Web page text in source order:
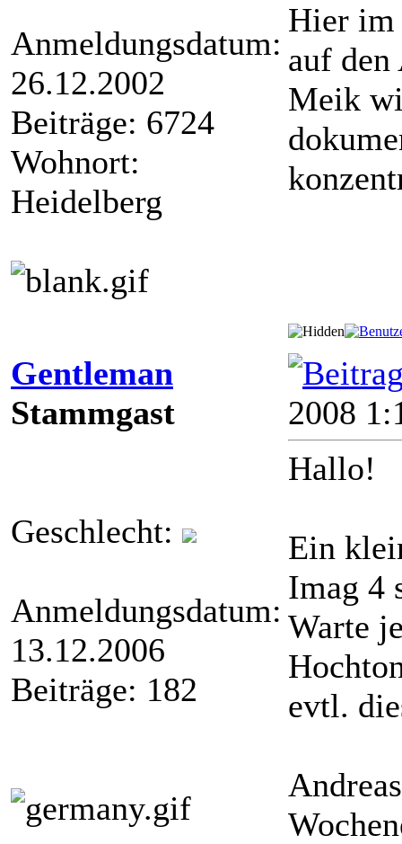
Anmeldungsdatum:
26.12.2002
Beiträge: 6724
Wohnort:
Heidelberg
Hier im
auf
Meik
Gentleman
Stammgast
Geschlecht:
Anmeldungsdatum:
13.12.2006
Beiträge: 182
2008
Hallo!
Ein
Imag 4
Warte
evtl.